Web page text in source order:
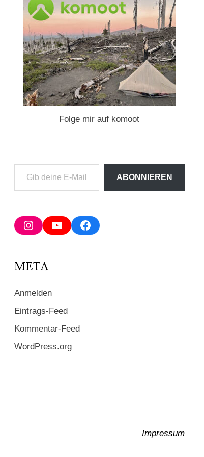
Folge mir auf komoot
deine
Adresse
ein ...
ABONNIEREN
InstagramYouTubeFacebook
META
Anmelden
Eintrags-Feed
Kommentar-Feed
WordPress.org
Impressum